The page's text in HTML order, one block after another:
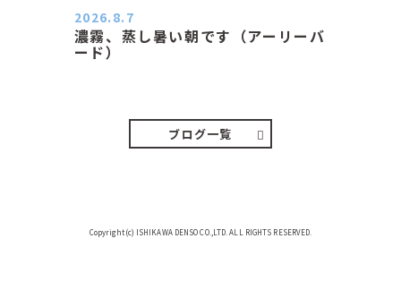
濃霧、蒸し暑い朝です（アーリーバ
ード）
2026.8.7
ブログ一覧
Copyright(c) ISHIKAWA DENSO CO.,LTD. ALL RIGHTS RESERVED.